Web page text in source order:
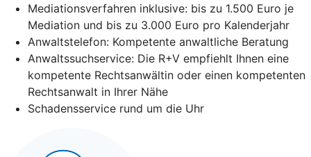
Mediationsverfahren inklusive: bis zu 1.500 Euro je
Mediation und bis zu 3.000 Euro pro Kalenderjahr
Anwaltstelefon: Kompetente anwaltliche Beratung
Anwaltssuchservice: Die R+V empfiehlt Ihnen eine
kompetente Rechtsanwältin oder einen kompetenten
Rechtsanwalt in Ihrer Nähe
Schadensservice rund um die Uhr